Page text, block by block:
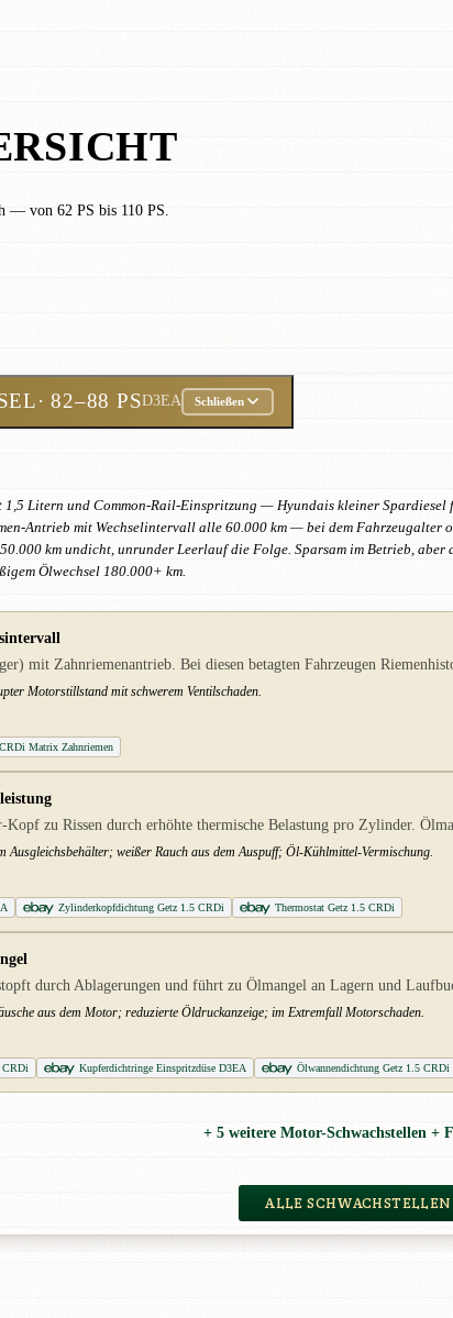
— von 62 PS bis 110 PS.
· 82–88 PSD3EA Schließen
Litern und Common-Rail-Einspritzung — Hyundais kleiner
Antrieb mit Wechselintervall alle 60.000 km — bei dem
km undicht, unrunder Leerlauf die Folge. Sparsam im Betrieb,
Ölwechsel 180.000+ km.
mit Zahnriemenantrieb. Bei diesen betagten Fahrzeugen
Motorstillstand mit schwerem Ventilschaden.
Matrix Zahnriemen
zu Rissen durch erhöhte thermische Belastung pro Zylinder.
Ausgleichsbehälter; weißer Rauch aus dem Auspuff; Öl-Kühlmittel-Vermischung.
Zylinderkopfdichtung Getz 1.5 CRDi Thermostat Getz 1.5 CRDi
durch Ablagerungen und führt zu Ölmangel an Lagern und
aus dem Motor; reduzierte Öldruckanzeige; im Extremfall Motorschaden.
CRDi Kupferdichtringe Einspritzdüse D3EA Ölwannendichtung Getz 1.5 CRDi
+ 5 weitere Motor-Schwachstellen +
ALLE